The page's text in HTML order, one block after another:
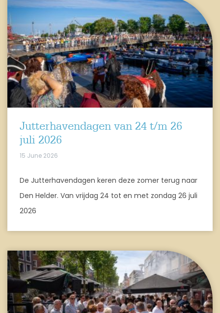
Jutterhavendagen van 24 t/m 26
juli 2026
15 June 2026
De Jutterhavendagen keren deze zomer terug naar
Den Helder. Van vrijdag 24 tot en met zondag 26 juli
2026